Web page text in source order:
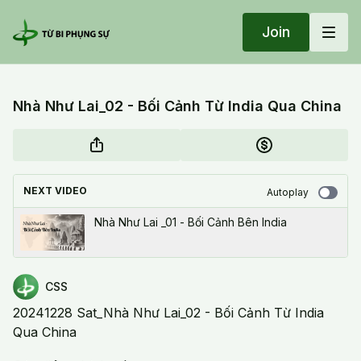
Join
Nhà Như Lai_02 - Bối Cảnh Từ India Qua China
NEXT VIDEO Autoplay
Nhà Như Lai _01 - Bối Cảnh Bên India
CSS
20241228 Sat_Nhà Như Lai_02 - Bối Cảnh Từ India
Qua China